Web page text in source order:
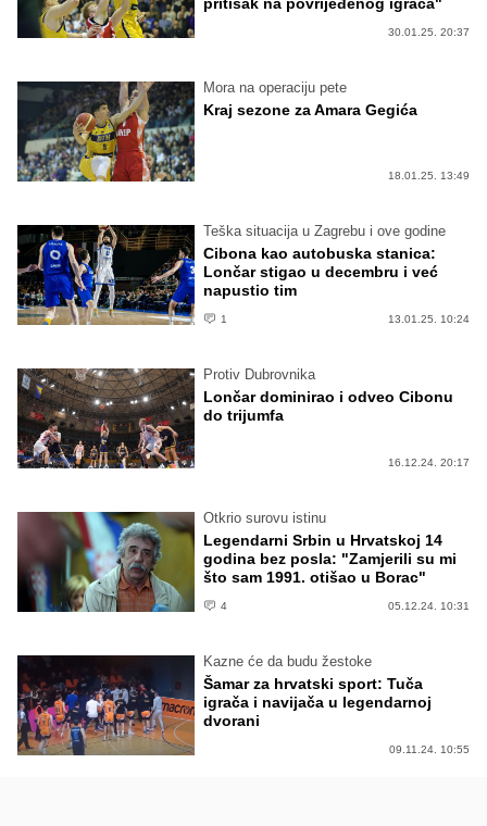
30.01.25. 20:37
Mora na operaciju pete
Kraj sezone za Amara Gegića
18.01.25. 13:49
Teška situacija u Zagrebu i ove godine
Cibona kao autobuska stanica:
Lončar stigao u decembru i već
napustio tim
1 13.01.25. 10:24
Protiv Dubrovnika
Lončar dominirao i odveo Cibonu
do trijumfa
16.12.24. 20:17
Otkrio surovu istinu
Legendarni Srbin u Hrvatskoj 14
godina bez posla: "Zamjerili su mi
što sam 1991. otišao u Borac"
4 05.12.24. 10:31
Kazne će da budu žestoke
Šamar za hrvatski sport: Tuča
igrača i navijača u legendarnoj
dvorani
09.11.24. 10:55